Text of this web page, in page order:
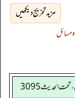
مزید تخریج دیکھیں
الحديث 3095